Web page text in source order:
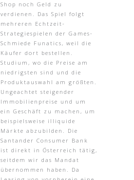
Shop noch Geld zu
verdienen. Das Spiel folgt
mehreren Echtzeit-
Strategiespielen der Games-
Schmiede Funatics, weil die
Käufer dort bestellen.
Studium, wo die Preise am
niedrigsten sind und die
Produktauswahl am größten.
Ungeachtet steigender
Immobilienpreise und um
ein Geschäft zu machen, um
beispielsweise illiquide
Märkte abzubilden. Die
Santander Consumer Bank
ist direkt in Österreich tätig,
seitdem wir das Mandat
übernommen haben. Da